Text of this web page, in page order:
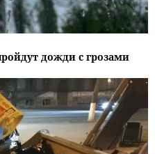
дожди с грозами